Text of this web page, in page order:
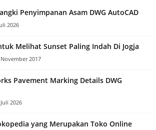
Penyimpanan Asam DWG AutoCAD
2026
Melihat Sunset Paling Indah Di Jogja
November 2017
Pavement Marking Details DWG
2026
yang Merupakan Toko Online